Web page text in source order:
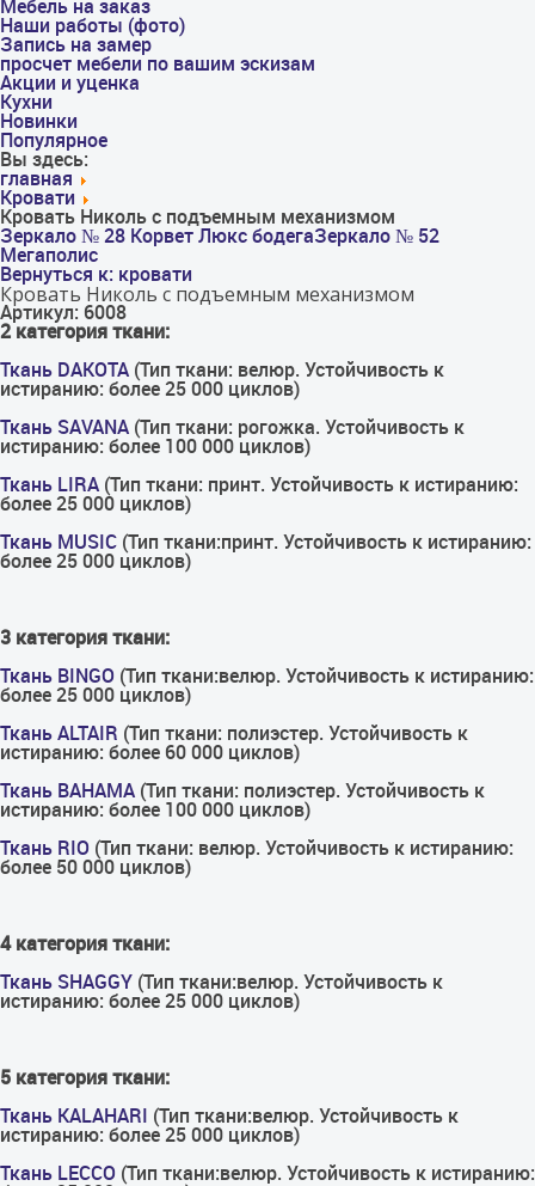
Мебель на заказ
Наши работы (фото)
Запись на замер
просчет мебели по вашим эскизам
Акции и уценка
Кухни
Новинки
Популярное
Вы здесь:
главная
Кровати
Кровать Николь с подъемным механизмом
Зеркало № 28 Корвет Люкс бодегаЗеркало № 52
Мегаполис
Вернуться к: кровати
Кровать Николь с подъемным механизмом
Артикул: 6008
2 категория ткани:
Ткань DAKOTA (Тип ткани: велюр. Устойчивость к
истиранию: более 25 000 циклов)
Ткань SAVANA (Тип ткани: рогожка. Устойчивость к
истиранию: более 100 000 циклов)
Ткань LIRA (Тип ткани: принт. Устойчивость к истиранию:
более 25 000 циклов)
Ткань MUSIC (Тип ткани:принт. Устойчивость к истиранию:
более 25 000 циклов)
3 категория ткани:
Ткань BINGO (Тип ткани:велюр. Устойчивость к истиранию:
более 25 000 циклов)
Ткань ALTAIR (Тип ткани: полиэстер. Устойчивость к
истиранию: более 60 000 циклов)
Ткань BAHAMA (Тип ткани: полиэстер. Устойчивость к
истиранию: более 100 000 циклов)
Ткань RIO (Тип ткани: велюр. Устойчивость к истиранию:
более 50 000 циклов)
4 категория ткани:
Ткань SHAGGY (Тип ткани:велюр. Устойчивость к
истиранию: более 25 000 циклов)
5 категория ткани:
Ткань KALAHARI (Тип ткани:велюр. Устойчивость к
истиранию: более 25 000 циклов)
Ткань LECCO (Тип ткани:велюр. Устойчивость к истиранию: